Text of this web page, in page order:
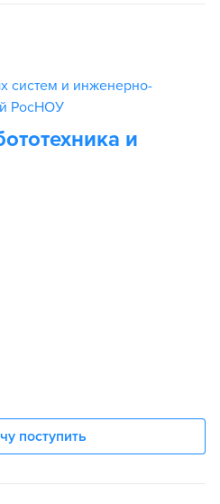
систем и инженерно-
РосНОУ
и
поступить